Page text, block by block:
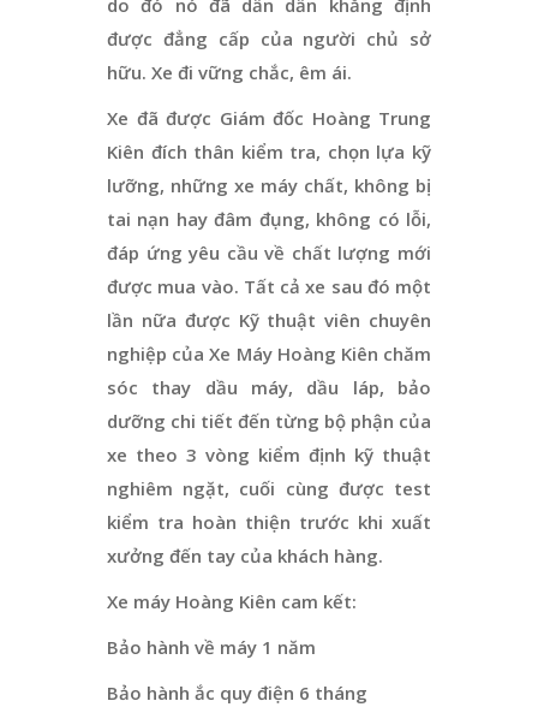
được đẳng cấp của người chủ sở
hữu. Xe đi vững chắc, êm ái.
Xe đã được Giám đốc Hoàng Trung
Kiên đích thân kiểm tra, chọn lựa kỹ
lưỡng, những xe máy chất, không bị
tai nạn hay đâm đụng, không có lỗi,
đáp ứng yêu cầu về chất lượng mới
được mua vào. Tất cả xe sau đó một
lần nữa được Kỹ thuật viên chuyên
nghiệp của Xe Máy Hoàng Kiên chăm
sóc thay dầu máy, dầu láp, bảo
dưỡng chi tiết đến từng bộ phận của
xe theo 3 vòng kiểm định kỹ thuật
nghiêm ngặt, cuối cùng được test
kiểm tra hoàn thiện trước khi xuất
xưởng đến tay của khách hàng.
Xe máy Hoàng Kiên cam kết:
Bảo hành về máy 1 năm
Bảo hành ắc quy điện 6 tháng